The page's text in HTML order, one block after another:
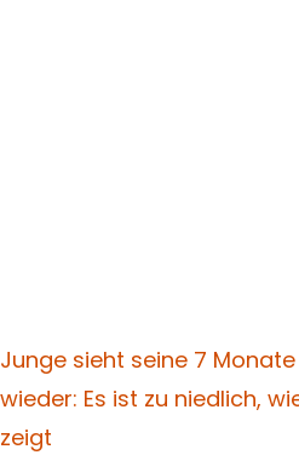
Junge sieht seine 7
wieder: Es ist zu niedlich,
zeigt